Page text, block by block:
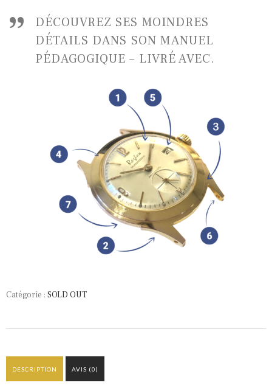
DÉCOUVREZ SES MOINDRES
DÉTAILS DANS SON MANUEL
PÉDAGOGIQUE – LIVRÉ AVEC.
Catégorie : SOLD OUT
DESCRIPTION AVIS (0)